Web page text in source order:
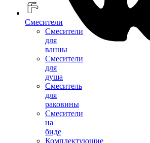
Смесители
Смесители
для
ванны
Смесители
для
душа
Смеситель
для
раковины
Смесители
на
биде
Комплектующие